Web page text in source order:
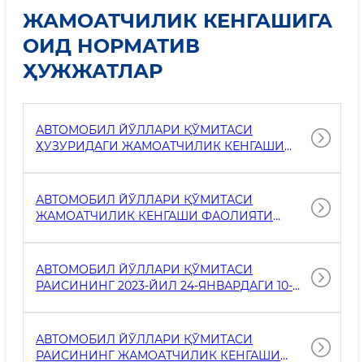
ЖАМОАТЧИЛИК КЕНГАШИГА
ОИД НОРМАТИВ
ҲУЖЖАТЛАР
АВТОМОБИЛ ЙЎЛЛАРИ ҚЎМИТАСИ
ҲУЗУРИДАГИ ЖАМОАТЧИЛИК КЕНГАШИ
АВТОМОБИЛ ЙЎЛЛАРИ ҚЎМИТАСИ
ЖАМОАТЧИЛИК КЕНГАШИ ФАОЛИЯТИ
МЕТОДИКАСИ
АВТОМОБИЛ ЙЎЛЛАРИ ҚЎМИТАСИ
РАИСИНИНГ 2023-ЙИЛ 24-ЯНВАРДАГИ 10-
ЖАМОАТЧИЛИК КЕНГАШИНИНГ ТАРКИБИ
ТЎҒРИСИДАГИ МАЪЛУМОТЛАР
АВТОМОБИЛ ЙЎЛЛАРИ ҚЎМИТАСИ
РАИСИНИНГ ЖАМОАТЧИЛИК КЕНГАШИ